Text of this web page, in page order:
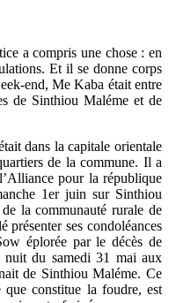
a compris une chose : en
Et il se donne corps
end, Me Kaba était entre
de Sinthiou Maléme et de
dans la capitale orientale
de la commune. Il a
pour la république
1er juin sur Sinthiou
la communauté rurale de
ses condoléances
éplorée par le décès de
du samedi 31 mai aux
de Sinthiou Maléme. Ce
que constitue la foudre, est